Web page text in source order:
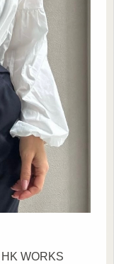
WORKS